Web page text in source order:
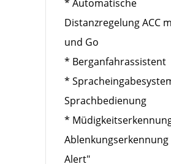
* Automatische
Distanzregelung ACC
und Go
* Berganfahrassistent
*
Sprachbedienung
*
Alert"